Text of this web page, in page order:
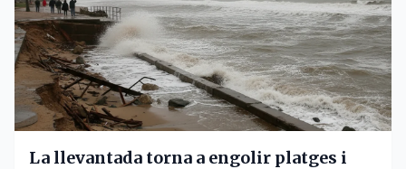
La llevantada torna a engolir platges i